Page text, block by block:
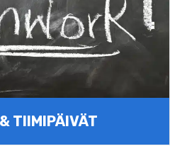
TIIMIPÄIVÄT